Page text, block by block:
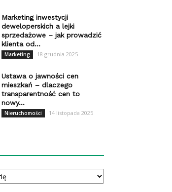
Marketing inwestycji
deweloperskich a lejki
sprzedażowe – jak prowadzić
klienta od...
Marketing 18 grudnia 2025
Ustawa o jawności cen
mieszkań – dlaczego
transparentność cen to
nowy...
Nieruchomości 14 listopada 2025